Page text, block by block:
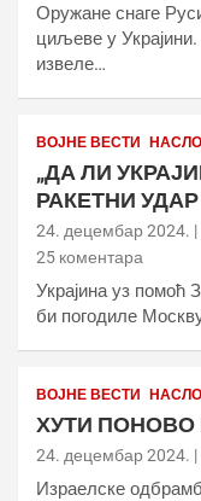
Оружане снаге
циљеве у
извеле…
ВОЈНЕ ВЕСТИ
„ДА ЛИ
РАКЕТНИ
24. децембар 2024. |
25 коментара
Украјина уз помоћ
би погодиле
ВОЈНЕ ВЕСТИ
ХУТИ ПОНОВО
24. децембар 2024. |
Израелске